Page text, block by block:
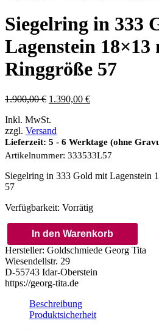
Siegelring in 333
Lagenstein 18×13
Ringgröße 57
1.900,00€ Ursprünglicher
war:
1.900,00 €
1.390,00 €Aktueller
Inkl. MwSt.
zzgl. Versand
Lieferzeit: 5 - 6 Werktage (ohne
Artikelnummer: 333533L57
Siegelring in 333 Gold mit Lagenstein
57
Verfügbarkeit: Vorrätig
Siegelring
in
333
Gold
mit
In den Warenkorb
Hersteller: Goldschmiede Georg Tita
Wiesendellstr. 29
D-55743 Idar-Oberstein
https://georg-tita.de
Beschreibung
Produktsicherheit